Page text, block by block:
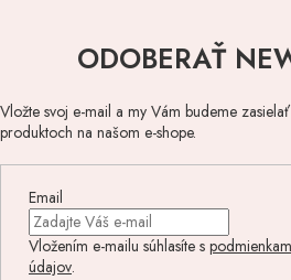
ODOBERAŤ
Vložte svoj e-mail a my Vám budeme
produktoch na našom e-shope.
Email
Vložením e-mailu súhlasíte s
údajov.